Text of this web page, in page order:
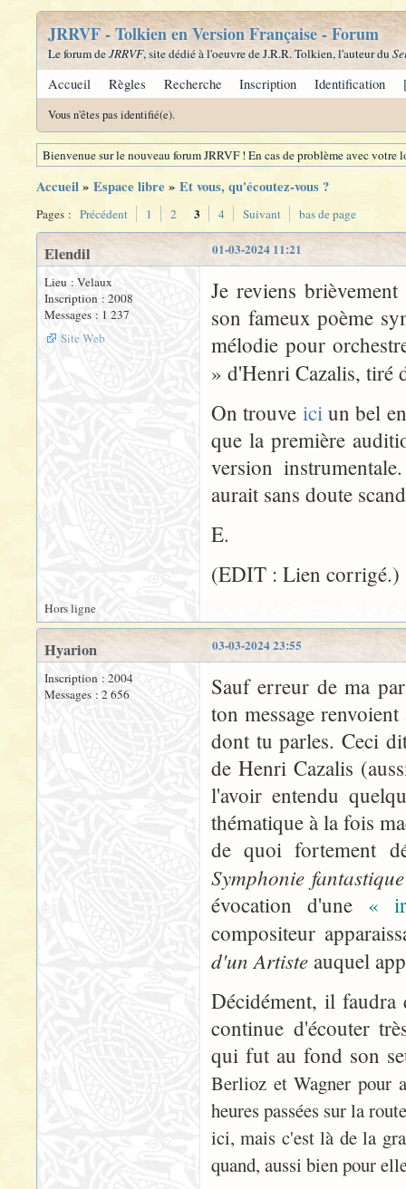
JRRVF - Tolkien en Version Française - Forum
Le forum deJRRVF, site dédié à l'oeuvre de J.R.R. Tolkien, l'auteur du
Accueil Règles Recherche Inscription Identification
Vous n'êtes pas identifié(e).
Bienvenue sur le nouveau forum JRRVF ! En cas de problème avec
Accueil» Espace libre » Et vous, qu'écoutez-vous ?
Pages : Précédent 1 2 3 4 Suivant bas de page
01-03-2024 11:21
Elendil
Lieu : Velaux
Inscription : 2008
Messages : 1 237
Site Web
Je reviens
son fameux poème
mélodie pour
» d'Henri Cazalis, tiré
On trouve iciun bel
que la première
version
aurait sans doute
E.
(EDIT : Lien corrigé.)
Hors ligne
03-03-2024 23:55
Hyarion
Inscription : 2004
Messages : 2 656
Sauf erreur de ma
ton message
dont tu parles. Ceci
de Henri Cazalis
l'avoir entendu
thématique à la fois
de quoi fortement
Symphonie fantastique
évocation d'une «
compositeur
d'un Artiste auquel
Décidément, il
continue d'écouter
qui fut au fond son
Berlioz et Wagner pour
heures passées sur la
ici, mais c'est là de la
quand, aussi bien pour